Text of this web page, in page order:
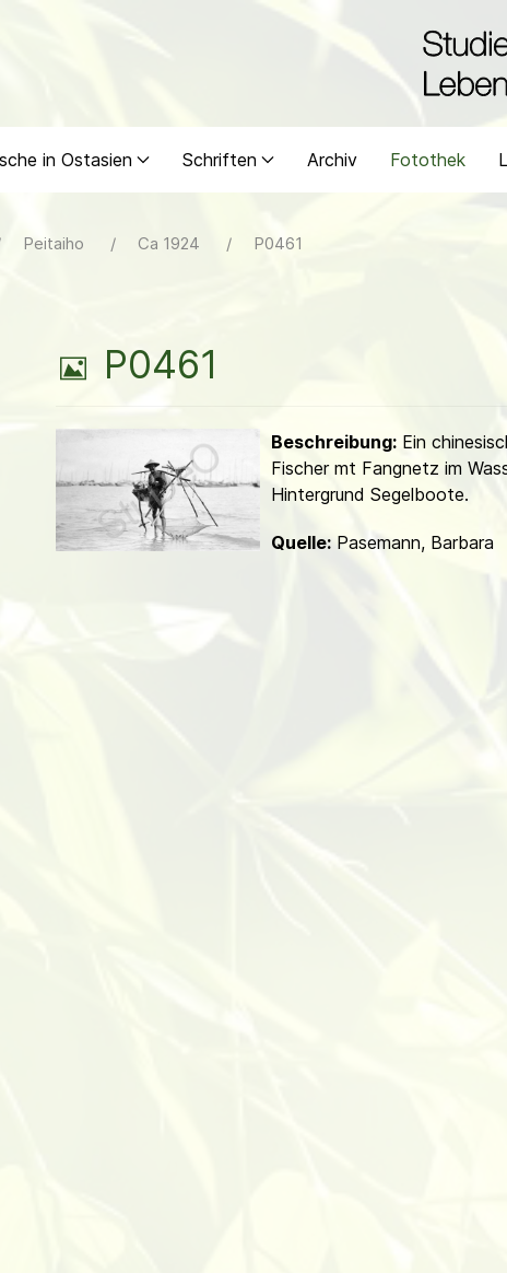
in Ostasien Schriften Archiv Fotothek
Peitaiho Ca 1924 P0461
B
d
P0461
Beschreibung:Ein
Fischer mt Fangnetz im
Hintergrund Segelboote.
Quelle:Pasemann, Barbara